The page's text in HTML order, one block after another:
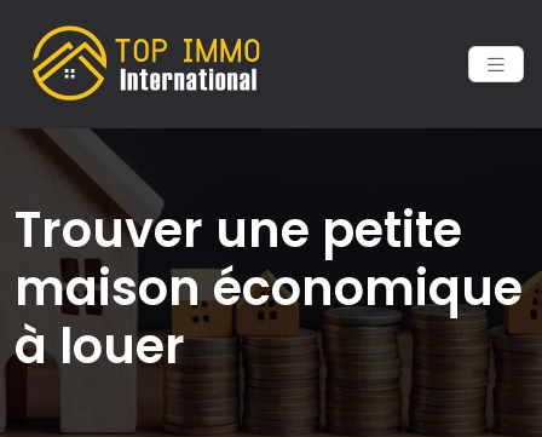
Trouver une petite
maison économique
à louer